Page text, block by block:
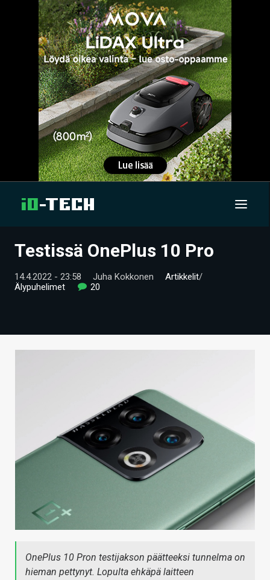
UUTISET
ARTIKKELIT
TECHBBS
VAIHDA TEEMA
Testissä OnePlus 10 Pro
14.4.2022 - 23:58 Juha Kokkonen Artikkelit/
Älypuhelimet
20
OnePlus 10 Pron testijakson päätteeksi tunnelma on
hieman pettynyt. Lopulta ehkäpä laitteen